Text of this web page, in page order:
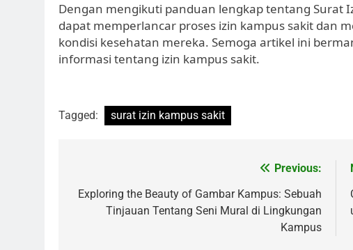
Dengan mengikuti panduan lengkap tentang Surat
dapat memperlancar proses izin kampus sakit dan
kondisi kesehatan mereka. Semoga artikel ini
informasi tentang izin kampus sakit.
Tagged: surat izin kampus sakit
navigation
Previous:
Exploring the Beauty of Gambar Kampus: Sebuah
Tinjauan Tentang Seni Mural di Lingkungan
Kampus